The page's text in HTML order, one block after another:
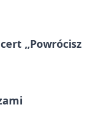
„Powrócisz